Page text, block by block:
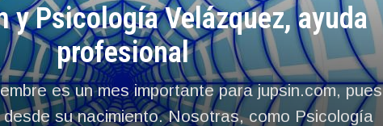
y Psicología Velázquez, ayuda
profesional
es un mes importante para jupsin.com, pues
desde su nacimiento. Nosotras, como Psicología